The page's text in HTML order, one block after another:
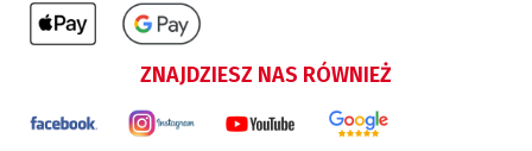
ZNAJDZIESZ NAS RÓWNIEŻ